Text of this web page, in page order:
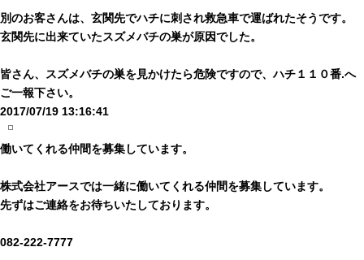
別のお客さんは、玄関先でハチに刺され救急車で運ばれたそうです。
玄関先に出来ていたスズメバチの巣が原因でした。
皆さん、スズメバチの巣を見かけたら危険ですので、ハチ１１０番.へ
ご一報下さい。
2017/07/19 13:16:41
働いてくれる仲間を募集しています。
株式会社アースでは一緒に働いてくれる仲間を募集しています。
先ずはご連絡をお待ちいたしております。
082-222-7777